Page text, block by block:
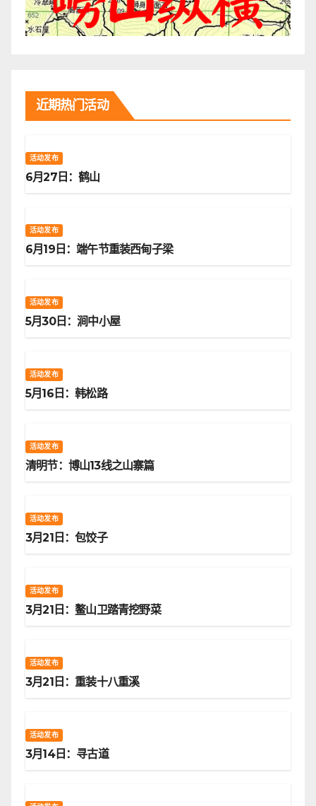
近期热门活动
活动发布
6月27日：鹤山
活动发布
6月19日：端午节重装西甸子梁
活动发布
5月30日：涧中小屋
活动发布
5月16日：韩松路
活动发布
清明节：博山13线之山寨篇
活动发布
3月21日：包饺子
活动发布
3月21日：鳌山卫踏青挖野菜
活动发布
3月21日：重装十八重溪
活动发布
3月14日：寻古道